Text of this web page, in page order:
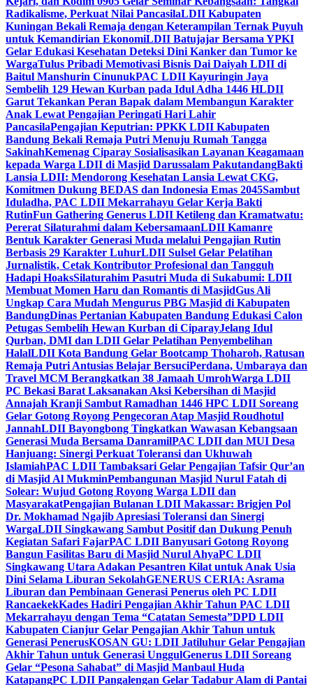
Radikalisme, Perkuat Nilai PancasilaLDII Kabupaten
Kuningan Bekali Remaja dengan Keterampilan Ternak Puyuh
untuk Kemandirian EkonomiLDII Batujajar Bersama YPKI
Gelar Edukasi Kesehatan Deteksi Dini Kanker dan Tumor ke
WargaTulus Pribadi Memotivasi Bisnis Dai Daiyah LDII di
Baitul Manshurin CinunukPAC LDII Kayuringin Jaya
Sembelih 129 Hewan Kurban pada Idul Adha 1446 HLDII
Garut Tekankan Peran Bapak dalam Membangun Karakter
Anak Lewat Pengajian Peringati Hari Lahir
PancasilaPengajian Keputrian: PPKK LDII Kabupaten
Bandung Bekali Remaja Putri Menuju Rumah Tangga
SakinahKemenag Ciparay Sosialisasikan Layanan Keagamaan
kepada Warga LDII di Masjid Darussalam PakutandangBakti
Lansia LDII: Mendorong Kesehatan Lansia Lewat CKG,
Komitmen Dukung BEDAS dan Indonesia Emas 2045Sambut
Iduladha, PAC LDII Mekarrahayu Gelar Kerja Bakti
RutinFun Gathering Generus LDII Ketileng dan Kramatwatu:
Pererat Silaturahmi dalam KebersamaanLDII Kamanre
Bentuk Karakter Generasi Muda melalui Pengajian Rutin
Berbasis 29 Karakter LuhurLDII Sulsel Gelar Pelatihan
Jurnalistik, Cetak Kontributor Profesional dan Tangguh
Hadapi HoaksSilaturahim Pasutri Muda di Sukabumi: LDII
Membuat Momen Haru dan Romantis di MasjidGus Ali
Ungkap Cara Mudah Mengurus PBG Masjid di Kabupaten
BandungDinas Pertanian Kabupaten Bandung Edukasi Calon
Petugas Sembelih Hewan Kurban di CiparayJelang Idul
Qurban, DMI dan LDII Gelar Pelatihan Penyembelihan
HalalLDII Kota Bandung Gelar Bootcamp Thoharoh, Ratusan
Remaja Putri Antusias Belajar BersuciPerdana, Umbaraya dan
Travel MCM Berangkatkan 38 Jamaah UmrohWarga LDII
PC Bekasi Barat Laksanakan Aksi Kebersihan di Masjid
Annajah Kranji Sambut Ramadhan 1446 HPC LDII Soreang
Gelar Gotong Royong Pengecoran Atap Masjid Roudhotul
JannahLDII Bayongbong Tingkatkan Wawasan Kebangsaan
Generasi Muda Bersama DanramilPAC LDII dan MUI Desa
Hanjuang: Sinergi Perkuat Toleransi dan Ukhuwah
IslamiahPAC LDII Tambaksari Gelar Pengajian Tafsir Qur’an
di Masjid Al MukminPembangunan Masjid Nurul Fatah di
Solear: Wujud Gotong Royong Warga LDII dan
MasyarakatPengajian Bulanan LDII Makassar: Brigjen Pol
Dr. Mokhamad Ngajib Apresiasi Toleransi dan Sinergi
WargaLDII Singkawang Sambut Positif dan Dukung Penuh
Kegiatan Safari FajarPAC LDII Banyusari Gotong Royong
Bangun Fasilitas Baru di Masjid Nurul AhyaPC LDII
Singkawang Utara Adakan Pesantren Kilat untuk Anak Usia
Dini Selama Liburan SekolahGENERUS CERIA: Asrama
Liburan dan Pembinaan Generasi Penerus oleh PC LDII
RancaekekKades Hadiri Pengajian Akhir Tahun PAC LDII
Mekarrahayu dengan Tema “Catatan Semesta”DPD LDII
Kabupaten Cianjur Gelar Pengajian Akhir Tahun untuk
Generasi PenerusKOSAN GU: LDII Jatiluhur Gelar Pengajian
Akhir Tahun untuk Generasi UnggulGenerus LDII Soreang
Gelar “Pesona Sahabat” di Masjid Manbaul Huda
KatapangPC LDII Pangalengan Gelar Tadabur Alam di Pantai